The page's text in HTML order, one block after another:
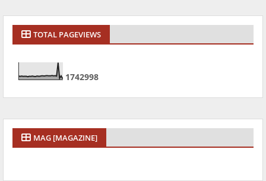
TOTAL PAGEVIEWS
1742998
MAG [MAGAZINE]